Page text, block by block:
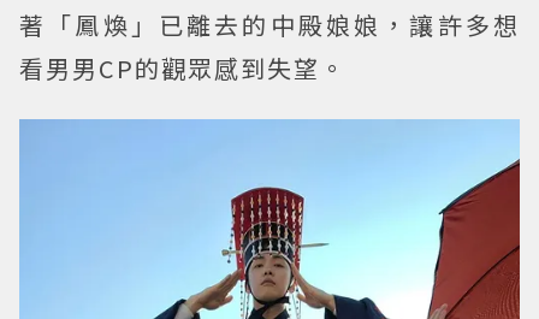
著「鳳煥」已離去的中殿娘娘，讓許多想
看男男CP的觀眾感到失望。